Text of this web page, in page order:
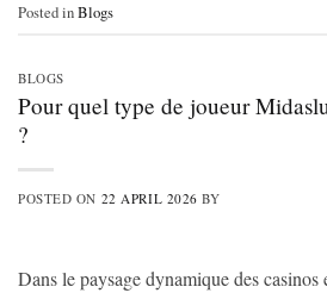
Posted inBlogs
BLOGS
Pour quel type de joueur
?
POSTED ON 22 APRIL 2026 BY
Dans le paysage dynamique des